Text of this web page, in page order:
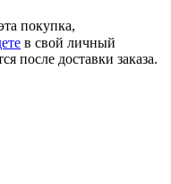
покупка,
в свой личный
после доставки заказа.